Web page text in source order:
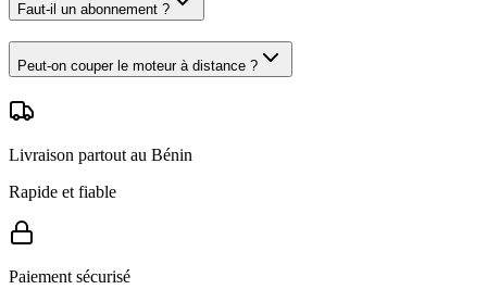
Faut-il un abonnement ?
Peut-on couper le moteur à distance ?
Livraison partout au Bénin
Rapide et fiable
Paiement sécurisé